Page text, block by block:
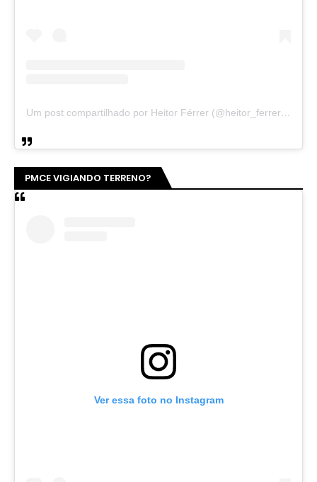
Um post compartilhado por Heitor Férrer (@heitor_ferrer77)
PMCE VIGIANDO TERRENO?
Ver essa foto no Instagram